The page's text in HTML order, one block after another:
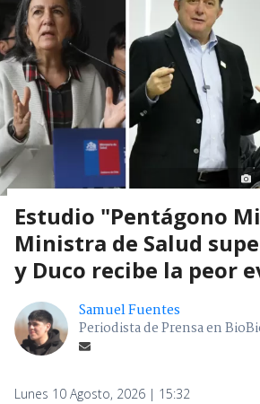
Estudio "Pentágono
Ministra de Salud
y Duco recibe la peor
Samuel Fuentes
Periodista de Prensa en
Lunes 10 Agosto, 2026 | 15:32